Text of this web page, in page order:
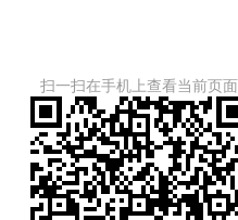
扫一扫在手机上查看当前页面